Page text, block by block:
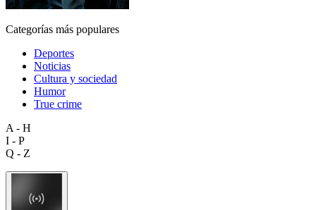
Categorías más populares
Deportes
Noticias
Cultura y sociedad
Humor
True crime
A - H
I - P
Q - Z